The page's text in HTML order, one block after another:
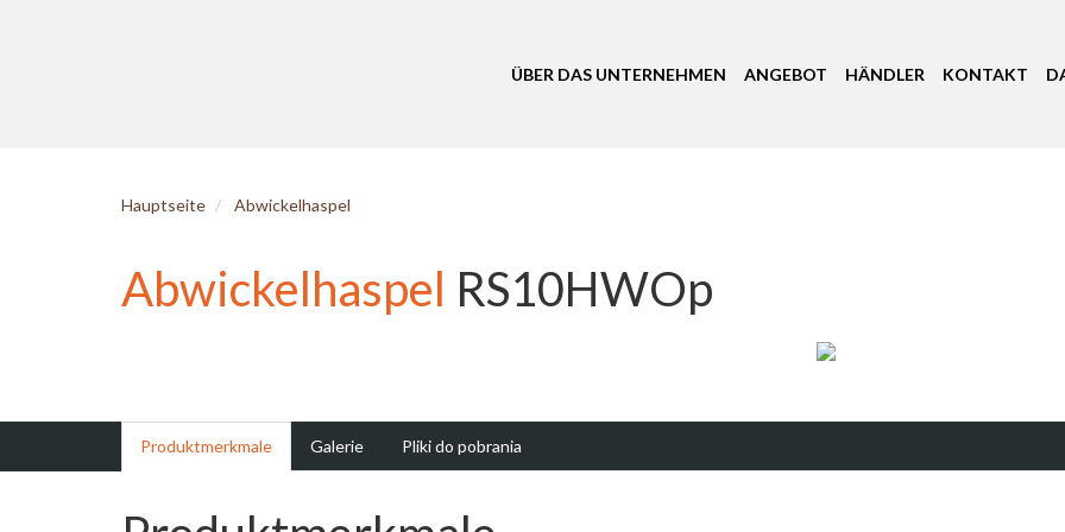
ÜBER DAS UNTERNEHMEN ANGEBOT HÄNDLER KONTAKT
Hauptseite Abwickelhaspel
Abwickelhaspel RS10HWOp
Produktmerkmale Galerie Pliki do pobrania